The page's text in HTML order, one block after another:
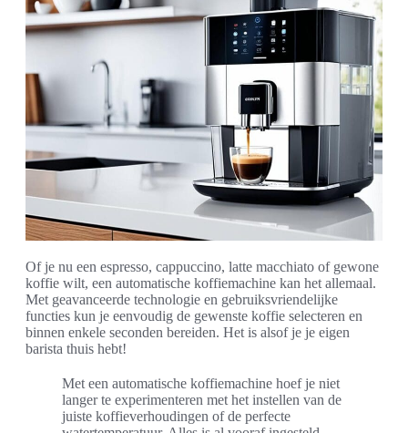
Of je nu een espresso, cappuccino, latte macchiato of gewone
koffie wilt, een automatische koffiemachine kan het allemaal.
Met geavanceerde technologie en gebruiksvriendelijke
functies kun je eenvoudig de gewenste koffie selecteren en
binnen enkele seconden bereiden. Het is alsof je je eigen
barista thuis hebt!
Met een automatische koffiemachine hoef je niet
langer te experimenteren met het instellen van de
juiste koffieverhoudingen of de perfecte